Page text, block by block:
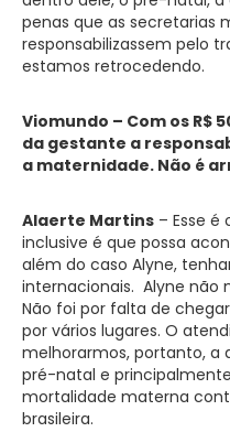
penas que as secretarias
responsabilizassem pelo
estamos retrocedendo.
Viomundo – Com os R$
da gestante a
a maternidade. Não é
Alaerte Martins – Esse
inclusive é que possa
além do caso Alyne,
internacionais. Alyne não
Não foi por falta de
por vários lugares. O
melhorarmos, portanto, a
pré-natal e
mortalidade materna
brasileira.